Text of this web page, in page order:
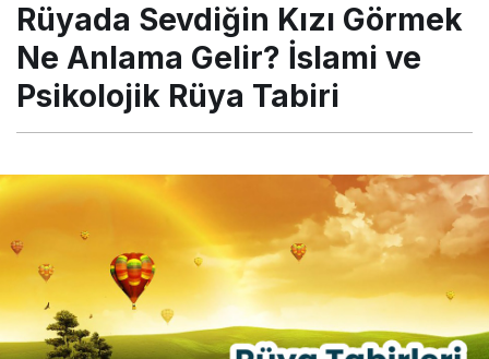
İslami ve Psikolojik Rüya
Tabiri
Rüyada Sevdiğin Kızı Görmek
Ne Anlama Gelir? İslami ve
Psikolojik Rüya Tabiri